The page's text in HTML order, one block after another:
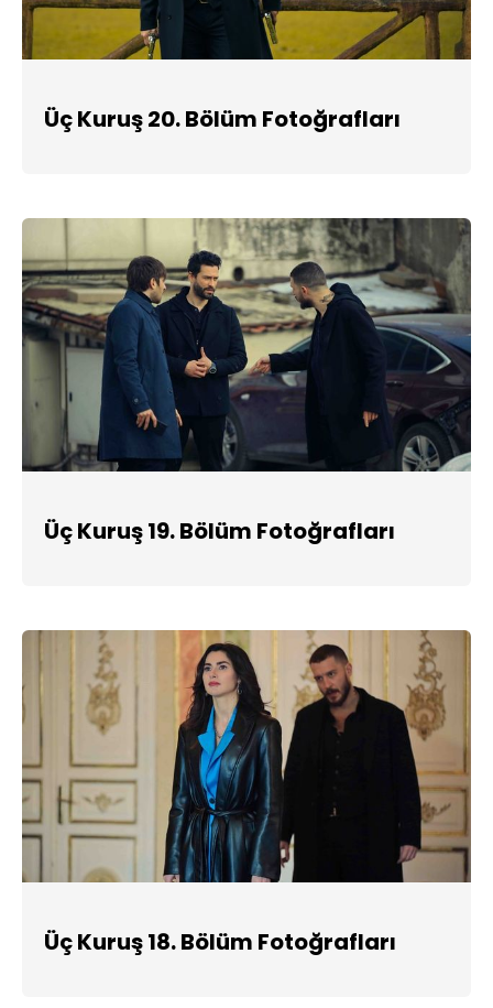
Üç Kuruş 20. Bölüm Fotoğrafları
Üç Kuruş 19. Bölüm Fotoğrafları
Üç Kuruş 18. Bölüm Fotoğrafları